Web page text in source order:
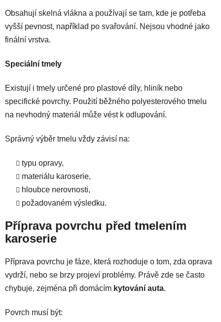
Obsahují skelná vlákna a používají se tam, kde je potřeba
vyšší pevnost, například po svařování. Nejsou vhodné jako
finální vrstva.
Speciální tmely
Existují i tmely určené pro plastové díly, hliník nebo
specifické povrchy. Použití běžného polyesterového tmelu
na nevhodný materiál může vést k odlupování.
Správný výběr tmelu vždy závisí na:
typu opravy,
materiálu karoserie,
hloubce nerovnosti,
požadovaném výsledku.
Příprava povrchu před tmelením
karoserie
Příprava povrchu je fáze, která rozhoduje o tom, zda oprava
vydrží, nebo se brzy projeví problémy. Právě zde se často
chybuje, zejména při domácím kytování auta.
Povrch musí být: